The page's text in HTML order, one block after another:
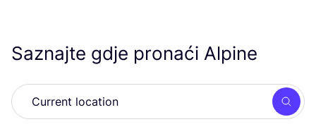
Saznajte gdje pronaći Alpine